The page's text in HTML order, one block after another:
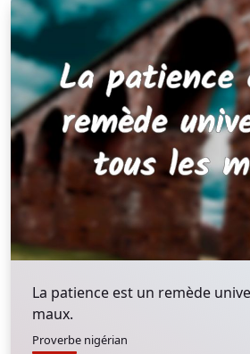
La patience est un remède
maux.
Proverbe nigérian